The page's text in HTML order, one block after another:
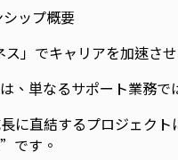
ップ概要
ス」でキャリアを加速さ
、単なるサポート業務で
に直結するプロジェク
です。